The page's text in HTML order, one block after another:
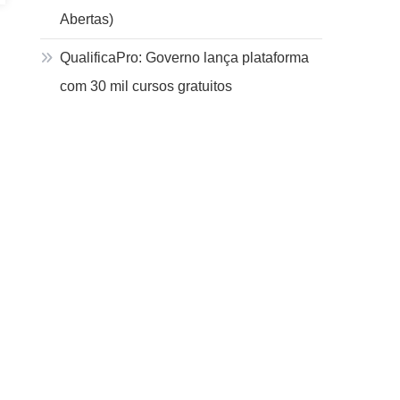
Abertas)
QualificaPro: Governo lança plataforma
com 30 mil cursos gratuitos